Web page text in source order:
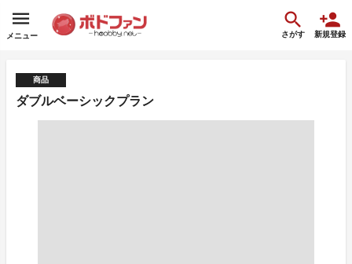
メニュー さがす 新規登録
商品
ダブルベーシックプラン